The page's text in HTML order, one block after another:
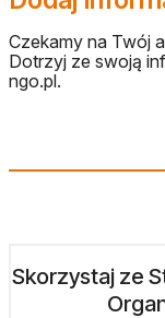
Czekamy na Twój
Dotrzyj ze swoją
ngo.pl.
Skorzystaj ze